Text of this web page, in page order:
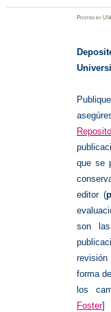
Postedby
que se
editor (
son las
forma
los
Foster]